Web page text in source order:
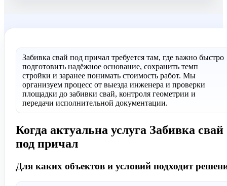
Забивка свай под причал требуется там, где важно быстро
подготовить надёжное основание, сохранить темп
стройки и заранее понимать стоимость работ. Мы
организуем процесс от выезда инженера и проверки
площадки до забивки свай, контроля геометрии и
передачи исполнительной документации.
Когда актуальна услуга Забивка свай
под причал
Для каких объектов и условий подходит